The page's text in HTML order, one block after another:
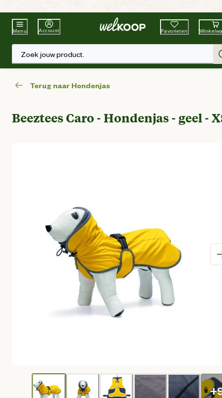
Beste WinkelketenTuin & Dier
Menu Account Favorieten
Zoek jouw product.
Terug naar Hondenjas
Beeztees Caro - Hondenjas - geel -
+